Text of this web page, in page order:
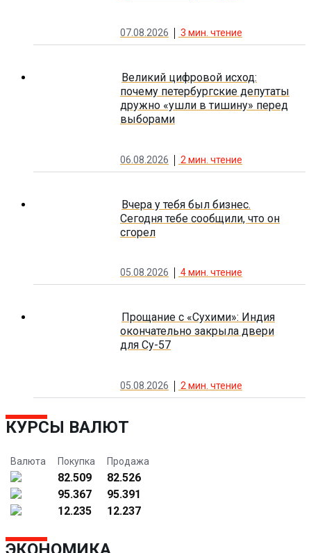
07.08.2026 3 мин. чтение
Великий цифровой исход:
почему петербургские депутаты
дружно «ушли в тишину» перед
выборами
06.08.2026 2 мин. чтение
Вчера у тебя был бизнес.
Сегодня тебе сообщили, что он
сгорел
05.08.2026 4мин. чтение
Прощание с «Сухими»: Индия
окончательно закрыла двери
для Су-57
05.08.2026 2 мин. чтение
КУРСЫ ВАЛЮТ
Валюта Покупка Продажа
82.509
82.526
95.367
95.391
12.235
12.237